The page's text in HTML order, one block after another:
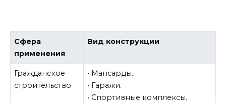
Сфера
применения
Вид конструкции
Гражданское
строительство
• Мансарды.
• Гаражи.
• Спортивные комплексы.